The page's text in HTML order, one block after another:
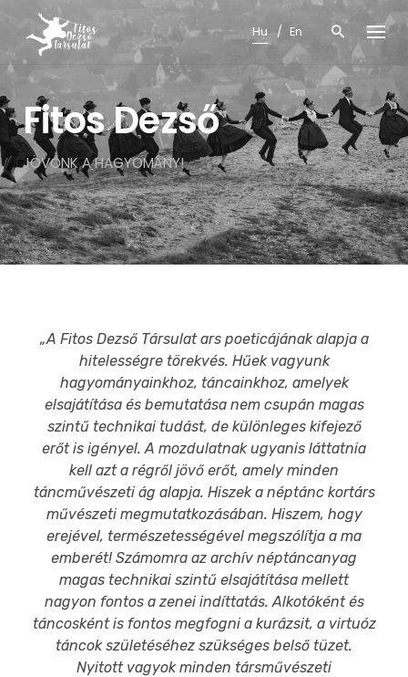
content
Hu En
Fitos Dezső
JÖVŐNK A HAGYOMÁNY!
„A Fitos Dezső Társulat ars poeticájának alapja a
hitelességre törekvés. Hűek vagyunk
hagyományainkhoz, táncainkhoz, amelyek
elsajátítása és bemutatása nem csupán magas
szintű technikai tudást, de különleges kifejező
erőt is igényel. A mozdulatnak ugyanis láttatnia
kell azt a régről jövő erőt, amely minden
táncművészeti ág alapja. Hiszek a néptánc kortárs
művészeti megmutatkozásában. Hiszem, hogy
erejével, természetességével megszólítja a ma
emberét! Számomra az archív néptáncanyag
magas technikai szintű elsajátítása mellett
nagyon fontos a zenei indíttatás. Alkotóként és
táncosként is fontos megfogni a kurázsit, a virtuóz
táncok születéséhez szükséges belső tüzet.
Nyitott vagyok minden társművészeti